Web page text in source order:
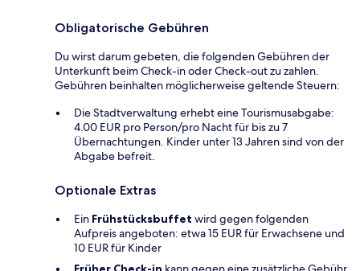
Obligatorische Gebühren
Du wirst darum gebeten, die folgenden Gebühren der
Unterkunft beim Check-in oder Check-out zu zahlen.
Gebühren beinhalten möglicherweise geltende Steuern:
Die Stadtverwaltung erhebt eine Tourismusabgabe:
4.00 EUR pro Person/pro Nacht für bis zu 7
Übernachtungen. Kinder unter 13 Jahren sind von der
Abgabe befreit.
Optionale Extras
Ein Frühstücksbuffet wird gegen folgenden
Aufpreis angeboten: etwa 15 EUR für Erwachsene und
10 EUR für Kinder